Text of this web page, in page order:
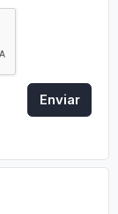
Enviar